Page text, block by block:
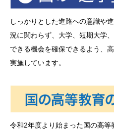
公務員受験
キャンパスライフ
在校生と卒業生の声
在校生・卒業生の出身校一覧
資料請求
しっかりとした進路への意識や
況に関わらず、大学、短期大学
できる機会を確保できるよう、
実施しています。
令和2年度より始まった国の高